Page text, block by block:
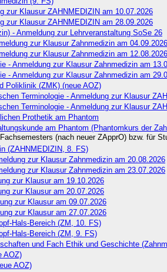
zur Klausur ZAHNMEDIZIN am 10.07.2026
zur Klausur ZAHNMEDIZIN am 28.09.2026
- Anmeldung zur Lehrveranstaltung SoSe 26
zur Klausur Zahnmedizin am 04.09.2026
zur Klausur Zahnmedizin am 12.08.2026
- Anmeldung zur Klausur Zahnmedizin am
- Anmeldung zur Klausur Zahnmedizin am
Poliklinik (ZMK) (neue AOZ)
Terminologie - Anmeldung zur Klausur
Terminologie - Anmeldung zur Klausur
Prothetik am Phantom
am Phantom (Phantomkurs der
(nach neuer ZApprO) bzw. für
(ZAHNMEDIZIN, 8. FS)
zur Klausur Zahnmedizin am 20.08.2026
zur Klausur Zahnmedizin am 23.07.2026
zur Klausur am 19.10.2026
zur Klausur am 20.07.2026
zur Klausur am 09.07.2026
zur Klausur am 27.07.2026
Hals-Bereich (ZM, 10. FS)
Hals-Bereich (ZM, 9. FS)
und Fach Ethik und Geschichte
AOZ)
AOZ)